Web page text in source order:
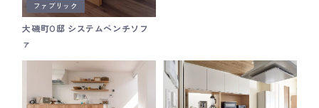
ファブリック
大磯町O邸 システムベンチソフ
ァ